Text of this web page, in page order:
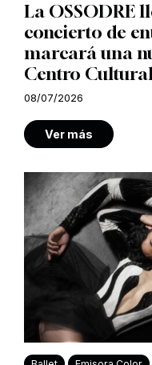
La OSSODRE
concierto de
marcará una
Centro
08/07/2026
Ver más